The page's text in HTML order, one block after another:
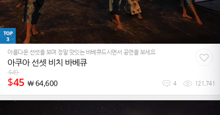
TOP
3
아름다운 선셋을 보며 정말 맛잇는 바베큐드시면서 공연을 보세요
아쿠아 선셋 비치 바베큐
$49
$45 ￦64,600 4 121,741